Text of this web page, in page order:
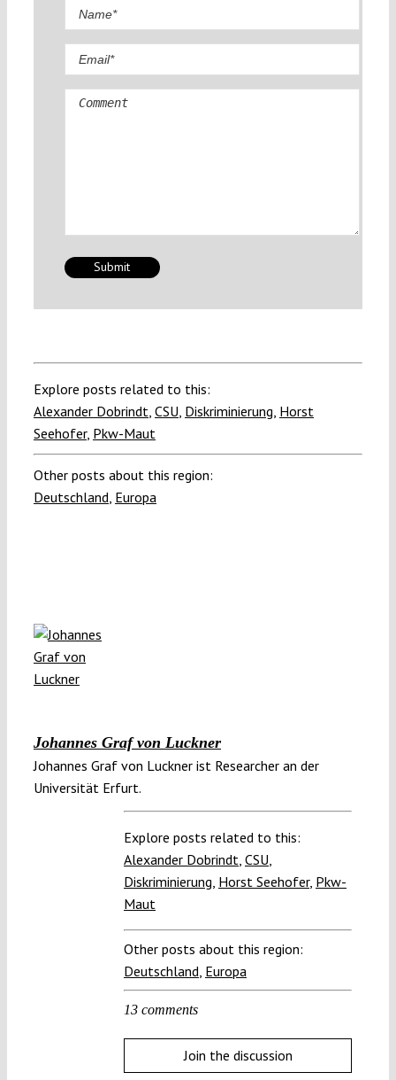
Comment
Explore posts related to this:
Alexander Dobrindt CSU Diskriminierung Horst
Seehofer, Pkw-Maut
Other posts about this region:
Deutschland Europa
Johannes Graf von Luckner
Johannes Graf von Luckner ist Researcher an der
Universität Erfurt.
Explore posts related to this:
Alexander Dobrindt CSU
Diskriminierung Horst Seehofer, Pkw-
Maut
Other posts about this region:
Deutschland Europa
13 comments
Join the discussion